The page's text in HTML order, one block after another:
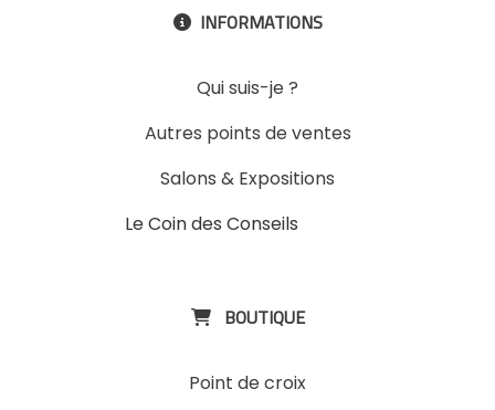
 INFORMATIONS
Qui suis-je ?
Autres points de ventes
Salons & Expositions
Le Coin des Conseils
 BOUTIQUE
Point de croix